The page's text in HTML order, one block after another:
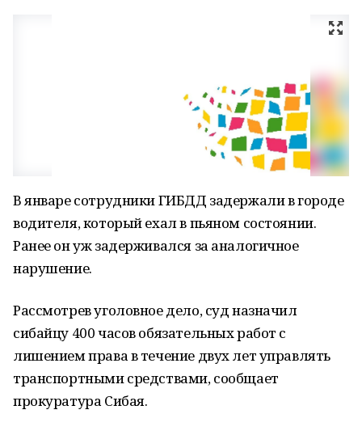
В январе сотрудники ГИБДД задержали в городе
водителя, который ехал в пьяном состоянии.
Ранее он уж задерживался за аналогичное
нарушение.
Рассмотрев уголовное дело, суд назначил
сибайцу 400 часов обязательных работ с
лишением права в течение двух лет управлять
транспортными средствами, сообщает
прокуратура Сибая.